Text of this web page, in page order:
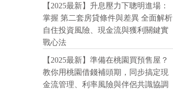
【2025最新】升息壓力下聰明進場：
掌握 第二套房貸條件與差異 全面解析
自住投資風險、現金流與獲利關鍵實
戰心法
【2025最新】準備在桃園買預售屋？
教你用桃園借錢補頭期，同步搞定現
金流管理、利率風險與伴侶共識協調